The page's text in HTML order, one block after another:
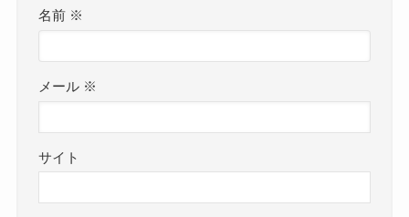
名前 ※
メール ※
サイト